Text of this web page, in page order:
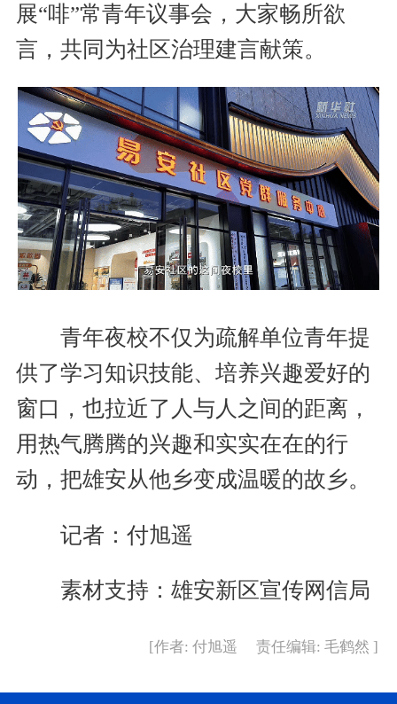
展“啡”常青年议事会，大家畅所欲
言，共同为社区治理建言献策。
青年夜校不仅为疏解单位青年提
供了学习知识技能、培养兴趣爱好的
窗口，也拉近了人与人之间的距离，
用热气腾腾的兴趣和实实在在的行
动，把雄安从他乡变成温暖的故乡。
记者：付旭遥
素材支持：雄安新区宣传网信局
[作者: 付旭遥 责任编辑: 毛鹤然 ]